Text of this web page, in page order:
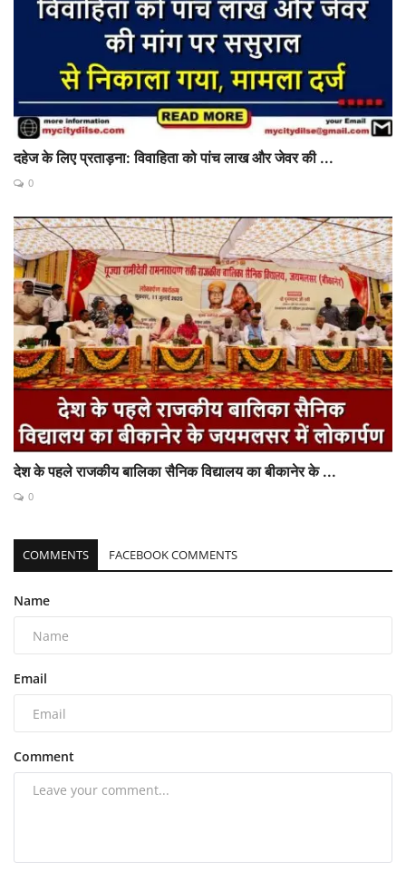
दहेज के लिए प्रताड़ना: विवाहिता को पांच लाख और जेवर की ...
0
देश के पहले राजकीय बालिका सैनिक विद्यालय का बीकानेर के ...
0
COMMENTS FACEBOOK COMMENTS
Name
Email
Comment